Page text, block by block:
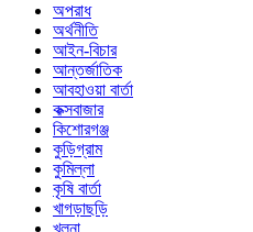
অপরাধ
অর্থনীতি
আইন-বিচার
আন্তর্জাতিক
আবহাওয়া বার্তা
কক্সবাজার
কিশোরগঞ্জ
কুড়িগ্রাম
কুমিল্লা
কৃষি বার্তা
খাগড়াছড়ি
খুলনা